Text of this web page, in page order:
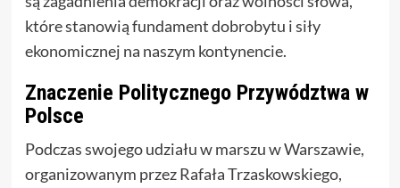
które stanowią fundament dobrobytu i siły
ekonomicznej na naszym kontynencie.
Znaczenie Politycznego Przywództwa w
Polsce
Podczas swojego udziału w marszu w Warszawie,
organizowanym przez Rafała Trzaskowskiego,